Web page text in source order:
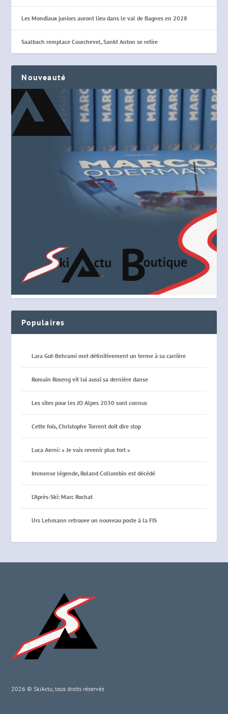
Les Mondiaux juniors auront lieu dans le val de Bagnes en 2028
Saalbach remplace Courchevel, Sankt Anton se retire
Nouveauté
Populaires
Lara Gut-Behrami met définitivement un terme à sa carrière
Romain Roseng vit lui aussi sa dernière danse
Les sites pour les JO Alpes 2030 sont connus
Cette fois, Christophe Torrent doit dire stop
Luca Aerni: « Je vais revenir plus fort »
Immense légende, Roland Collombin est décédé
L’Après-Ski: Marc Rochat
Urs Lehmann retrouve un nouveau poste à la FIS
2026 © SkiActu, tous droits réservés